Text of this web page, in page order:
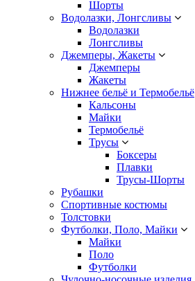
Шорты
Водолазки, Лонгсливы
Водолазки
Лонгсливы
Джемперы, Жакеты
Джемперы
Жакеты
Нижнее бельё и Термобельё
Кальсоны
Майки
Термобельё
Трусы
Боксеры
Плавки
Трусы-Шорты
Рубашки
Спортивные костюмы
Толстовки
Футболки, Поло, Майки
Майки
Поло
Футболки